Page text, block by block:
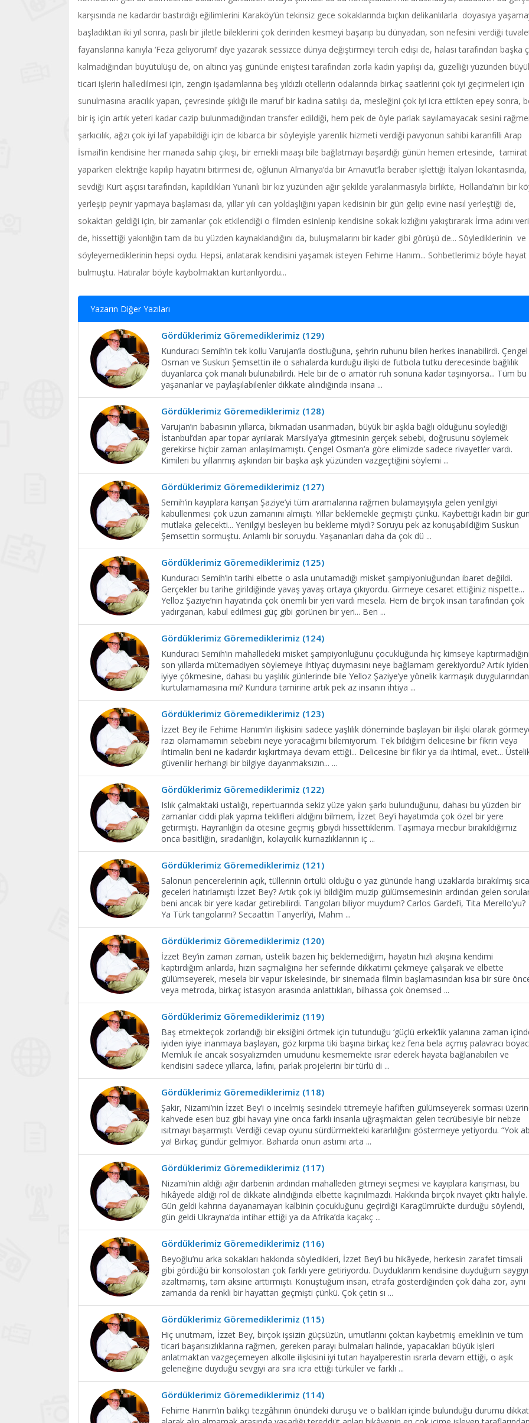
karşısında ne kadardır bastırdığı eğilimlerini Karaköy’ün tekinsiz gece sokaklarında bıçkın delikanlılarla doyasıya
başladıktan iki yıl sonra, paslı bir jiletle bileklerini çok derinden kesmeyi başarıp bu dünyadan, son nefesini verdiği
fayanslarına kanıyla ‘Feza geliyorum!’ diye yazarak sessizce dünya değiştirmeyi tercih edişi de, halası tarafından başka
kalmadığından büyütülüşü de, on altıncı yaş gününde eniştesi tarafından zorla kadın yapılışı da, güzelliği yüzünden
ticari işlerin halledilmesi için, zengin işadamlarına beş yıldızlı otellerin odalarında birkaç saatlerini çok iyi geçirmeleri için
sunulmasına aracılık yapan, çevresinde şıklığı ile maruf bir kadına satılışı da, mesleğini çok iyi icra ettikten epey sonra,
bir iş için artık yeteri kadar cazip bulunmadığından transfer edildiği, hem pek de öyle parlak sayılamayacak sesini
şarkıcılık, ağzı çok iyi laf yapabildiği için de kibarca bir söyleyişle yarenlik hizmeti verdiği pavyonun sahibi karanfilli Arap
İsmail’in kendisine her manada sahip çıkışı, bir emekli maaşı bile bağlatmayı başardığı günün hemen ertesinde, tamirat
yaparken elektriğe kapılıp hayatını bitirmesi de, oğlunun Almanya’da bir Arnavut’la beraber işlettiği İtalyan
sevdiği Kürt aşçısı tarafından, kapıldıkları Yunanlı bir kız yüzünden ağır şekilde yaralanmasıyla birlikte, Hollanda’nın bir
yerleşip peynir yapmaya başlaması da, yıllar yılı can yoldaşlığını yapan kedisinin bir gün gelip evine nasıl yerleştiği de,
sokaktan geldiği için, bir zamanlar çok etkilendiği o filmden esinlenip kendisine sokak kızlığını yakıştırarak İrma adını
de, hissettiği yakınlığın tam da bu yüzden kaynaklandığını da, buluşmalarını bir kader gibi görüşü de... Söylediklerinin ve
söyleyemediklerinin hepsi oydu. Hepsi, anlatarak kendisini yaşamak isteyen Fehime Hanım... Sohbetlerimiz böyle hayat
bulmuştu. Hatıralar böyle kaybolmaktan kurtarılıyordu...
Yazarın Diğer Yazıları
Gördüklerimiz Göremediklerimiz (129)
Kunduracı Semih’in tek kollu Varujan’la dostluğuna, şehrin ruhunu bilen herkes inanabilirdi. Çengel
Osman ve Suskun Şemsettin ile o sahalarda kurduğu ilişki de futbola tutku derecesinde bağlılık
duyanlarca çok manalı bulunabilirdi. Hele bir de o amatör ruh sonuna kadar taşınıyorsa... Tüm bu
yaşananlar ve paylaşılabilenler dikkate alındığında insana ...
Gördüklerimiz Göremediklerimiz (128)
Varujan’ın babasının yıllarca, bıkmadan usanmadan, büyük bir aşkla bağlı olduğunu söylediği
İstanbul’dan apar topar ayrılarak Marsilya’ya gitmesinin gerçek sebebi, doğrusunu söylemek
gerekirse hiçbir zaman anlaşılmamıştı. Çengel Osman’a göre elimizde sadece rivayetler vardı.
Kimileri bu yıllanmış aşkından bir başka aşk yüzünden vazgeçtiğini söylemi ...
Gördüklerimiz Göremediklerimiz (127)
Semih’in kayıplara karışan Şaziye’yi tüm aramalarına rağmen bulamayışıyla gelen yenilgiyi
kabullenmesi çok uzun zamanını almıştı. Yıllar beklemekle geçmişti çünkü. Kaybettiği kadın bir
mutlaka gelecekti... Yenilgiyi besleyen bu bekleme miydi? Soruyu pek az konuşabildiğim Suskun
Şemsettin sormuştu. Anlamlı bir soruydu. Yaşananları daha da çok dü ...
Gördüklerimiz Göremediklerimiz (125)
Kunduracı Semih’in tarihi elbette o asla unutamadığı misket şampiyonluğundan ibaret değildi.
Gerçekler bu tarihe girildiğinde yavaş yavaş ortaya çıkıyordu. Girmeye cesaret ettiğiniz nispette...
Yelloz Şaziye’nin hayatında çok önemli bir yeri vardı mesela. Hem de birçok insan tarafından çok
yadırganan, kabul edilmesi güç gibi görünen bir yeri... Ben ...
Gördüklerimiz Göremediklerimiz (124)
Kunduracı Semih’in mahalledeki misket şampiyonluğunu çocukluğunda hiç kimseye
son yıllarda mütemadiyen söylemeye ihtiyaç duymasını neye bağlamam gerekiyordu? Artık iyiden
iyiye çökmesine, dahası bu yaşlılık günlerinde bile Yelloz Şaziye’ye yönelik karmaşık duygularından
kurtulamamasına mı? Kundura tamirine artık pek az insanın ihtiya ...
Gördüklerimiz Göremediklerimiz (123)
İzzet Bey ile Fehime Hanım’ın ilişkisini sadece yaşlılık döneminde başlayan bir ilişki olarak
razı olamamamın sebebini neye yoracağımı bilemiyorum. Tek bildiğim delicesine bir fikrin veya
ihtimalin beni ne kadardır kışkırtmaya devam ettiği... Delicesine bir fikir ya da ihtimal, evet...
güvenilir herhangi bir bilgiye dayanmaksızın... ...
Gördüklerimiz Göremediklerimiz (122)
Islık çalmaktaki ustalığı, repertuarında sekiz yüze yakın şarkı bulunduğunu, dahası bu yüzden bir
zamanlar ciddi plak yapma teklifleri aldığını bilmem, İzzet Bey’i hayatımda çok özel bir yere
getirmişti. Hayranlığın da ötesine geçmiş gibiydi hissettiklerim. Taşımaya mecbur bırakıldığımız
onca basitliğin, sıradanlığın, kolaycılık kurnazlıklarının iç ...
Gördüklerimiz Göremediklerimiz (121)
Salonun pencerelerinin açık, tüllerinin örtülü olduğu o yaz gününde hangi uzaklarda bırakılmış
geceleri hatırlamıştı İzzet Bey? Artık çok iyi bildiğim muzip gülümsemesinin ardından gelen
beni ancak bir yere kadar getirebilirdi. Tangoları biliyor muydum? Carlos Gardel’i, Tita Merello’yu?
Ya Türk tangolarını? Secaattin Tanyerli’yi, Mahm ...
Gördüklerimiz Göremediklerimiz (120)
İzzet Bey’in zaman zaman, üstelik bazen hiç beklemediğim, hayatın hızlı akışına kendimi
kaptırdığım anlarda, hızın saçmalığına her seferinde dikkatimi çekmeye çalışarak ve elbette
gülümseyerek, mesela bir vapur iskelesinde, bir sinemada filmin başlamasından kısa bir süre
veya metroda, birkaç istasyon arasında anlattıkları, bilhassa çok önemsed ...
Gördüklerimiz Göremediklerimiz (119)
Baş etmekteçok zorlandığı bir eksiğini örtmek için tutunduğu ‘güçlü erkek’lik yalanına zaman
iyiden iyiye inanmaya başlayan, göz kırpma tiki başına birkaç kez fena bela açmış palavracı
Memluk ile ancak sosyalizmden umudunu kesmemekte ısrar ederek hayata bağlanabilen ve
kendisini sadece yıllarca, lafını, parlak projelerini bir türlü di ...
Gördüklerimiz Göremediklerimiz (118)
Şakir, Nizami’nin İzzet Bey’i o incelmiş sesindeki titremeyle hafiften gülümseyerek sorması
kahvede esen buz gibi havayı yine onca farklı insanla uğraşmaktan gelen tecrübesiyle bir nebze
ısıtmayı başarmıştı. Verdiği cevap oyunu sürdürmekteki kararlılığını göstermeye yetiyordu. “Yok
ya! Birkaç gündür gelmiyor. Baharda onun astımı arta ...
Gördüklerimiz Göremediklerimiz (117)
Nizami’nin aldığı ağır darbenin ardından mahalleden gitmeyi seçmesi ve kayıplara karışması, bu
hikâyede aldığı rol de dikkate alındığında elbette kaçınılmazdı. Hakkında birçok rivayet çıktı haliyle.
Gün geldi kahrına dayanamayan kalbinin çocukluğunu geçirdiği Karagümrük’te durduğu söylendi,
gün geldi Ukrayna’da intihar ettiği ya da Afrika’da kaçakç ...
Gördüklerimiz Göremediklerimiz (116)
Beyoğlu’nu arka sokakları hakkında söyledikleri, İzzet Bey’i bu hikâyede, herkesin zarafet timsali
gibi gördüğü bir konsolostan çok farklı yere getiriyordu. Duyduklarım kendisine duyduğum saygıyı
azaltmamış, tam aksine arttırmıştı. Konuştuğum insan, etrafa gösterdiğinden çok daha zor, aynı
zamanda da renkli bir hayattan geçmişti çünkü. Çok çetin sı ...
Gördüklerimiz Göremediklerimiz (115)
Hiç unutmam, İzzet Bey, birçok işsizin güçsüzün, umutlarını çoktan kaybetmiş emeklinin ve tüm
ticari başarısızlıklarına rağmen, gereken parayı bulmaları halinde, yapacakları büyük işleri
anlatmaktan vazgeçemeyen alkolle ilişkisini iyi tutan hayalperestin ısrarla devam ettiği, o aşık
geleneğine duyduğu sevgiyi ara sıra icra ettiği türküler ve farklı ...
Gördüklerimiz Göremediklerimiz (114)
Fehime Hanım’ın balıkçı tezgâhının önündeki duruşu ve o balıkları içinde bulunduğu durumu